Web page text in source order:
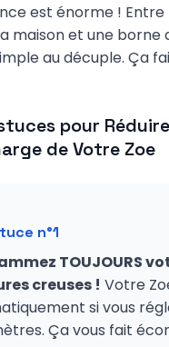
est énorme !
maison et une borne
au décuple. Ça
pour
de Votre Zoe
n°1
TOUJOURS
creuses ! Votre
si vous
Ça vous fait